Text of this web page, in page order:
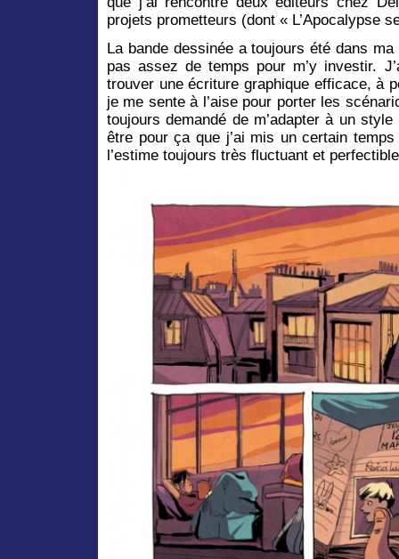
projets prometteurs (dont « L’Apocalypse
La bande dessinée a toujours été dans
pas assez de temps pour m’y investir.
trouver une écriture graphique efficace, à
je me sente à l’aise pour porter les
toujours demandé de m’adapter à un
être pour ça que j’ai mis un certain
l’estime toujours très fluctuant et